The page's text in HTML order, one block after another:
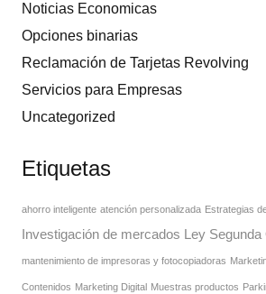
Noticias Economicas
Opciones binarias
Reclamación de Tarjetas Revolving
Servicios para Empresas
Uncategorized
Etiquetas
ahorro inteligente atención personalizada Estrategias
Investigación de mercados Ley
mantenimiento de impresoras y fotocopiadoras
Contenidos Marketing Digital Muestras productos